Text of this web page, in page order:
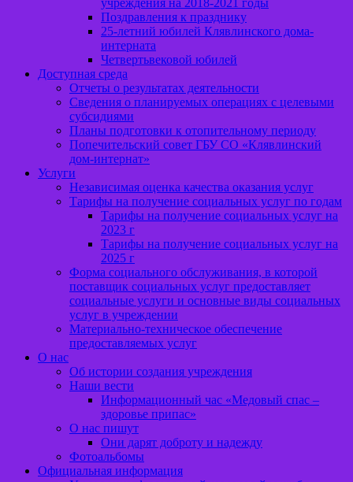
Поздравления к празднику
25-летний юбилей Клявлинского дома-
интерната
Четвертьвековой юбилей
Доступная среда
Отчеты о результатах деятельности
Сведения о планируемых операциях с целевыми
субсидиями
Планы подготовки к отопительному периоду
Попечительский совет ГБУ СО «Клявлинский
дом-интернат»
Услуги
Независимая оценка качества оказания услуг
Тарифы на получение социальных услуг по годам
Тарифы на получение социальных услуг на
2023 г
Тарифы на получение социальных услуг на
2025 г
Форма социального обслуживания, в которой
поставщик социальных услуг предоставляет
социальные услуги и основные виды социальных
услуг в учреждении
Материально-техническое обеспечение
предоставляемых услуг
О нас
Об истории создания учреждения
Наши вести
Информационный час «Медовый спас –
здоровье припас»
О нас пишут
Они дарят доброту и надежду
Фотоальбомы
Официальная информация